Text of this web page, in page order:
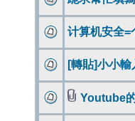
计算机安全=
[轉貼]小小
Youtube